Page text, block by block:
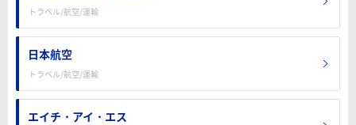
トラベル/航空/運輸
日本航空
トラベル/航空/運輸
エイチ・アイ・エス